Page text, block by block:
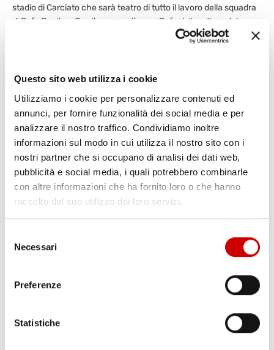
Questo sito web utilizza i cookie
Utilizziamo i cookie per personalizzare contenuti ed
annunci, per fornire funzionalità dei social media e per
analizzare il nostro traffico. Condividiamo inoltre
informazioni sul modo in cui utilizza il nostro sito con i
nostri partner che si occupano di analisi dei dati web,
pubblicità e social media, i quali potrebbero combinarle
con altre informazioni che ha fornito loro o che hanno
raccolto dal suo utilizzo dei loro servizi.
delNecessari
Preferenze
Statistiche
stadio di Carciato che sarà teatro di tutto il lavoro della squadra
di Rafa Benitez. Con il gruppo c’è pure Rafael: il portiere del
MENGHINI (SINDACO DIMARO): “TUTTO PRONTO
PER IL NAPOLI: DOMANI PRIMO ALLENAMENTO”
12 Luglio 2013
Il sindaco di Dimaro, Romedio Menghini, parla ai microfoni di